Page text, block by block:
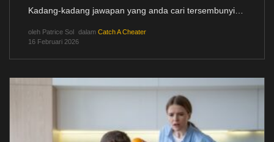
Kadang-kadang jawapan yang anda cari tersembunyi…
oleh Patrice Sol dalam Catch A Cheater
16 Februari 2026